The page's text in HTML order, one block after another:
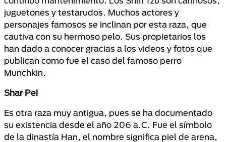
juguetones y testarudos. Muchos actores y
personajes famosos se inclinan por esta raza, que
cautiva con su hermoso pelo. Sus propietarios los
han dado a conocer gracias a los videos y fotos que
publican como fue el caso del famoso perro
Munchkin.
Shar Pei
Es otra raza muy antigua, pues se ha documentado
su existencia desde el año 206 a.C. Fue el símbolo
de la dinastía Han, el nombre significa piel de arena,